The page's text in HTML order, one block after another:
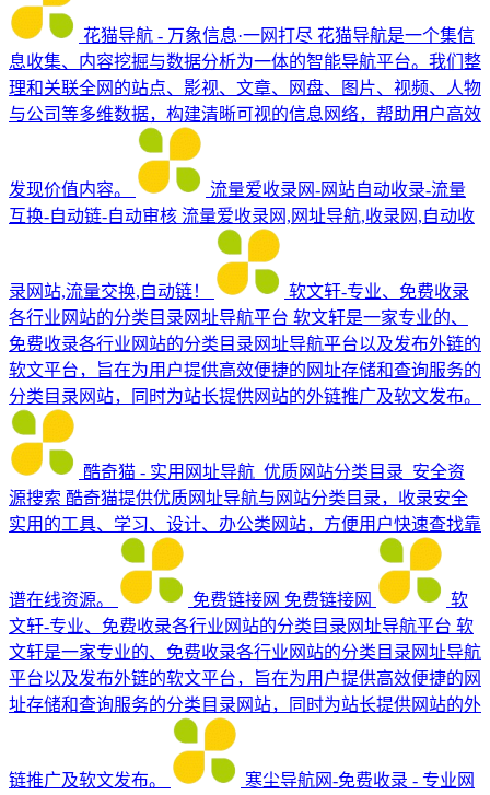
花猫导航 - 万象信息·一网打尽 花猫导航是一个集信
息收集、内容挖掘与数据分析为一体的智能导航平台。我们整
理和关联全网的站点、影视、文章、网盘、图片、视频、人物
与公司等多维数据，构建清晰可视的信息网络，帮助用户高效
发现价值内容。
流量爱收录网-网站自动收录-流量
互换-自动链-自动审核 流量爱收录网,网址导航,收录网,自动收
录网站,流量交换,自动链！
软文轩-专业、免费收录
各行业网站的分类目录网址导航平台 软文轩是一家专业的、
免费收录各行业网站的分类目录网址导航平台以及发布外链的
软文平台，旨在为用户提供高效便捷的网址存储和查询服务的
分类目录网站，同时为站长提供网站的外链推广及软文发布。
酷奇猫 - 实用网址导航_优质网站分类目录_安全资
源搜索 酷奇猫提供优质网址导航与网站分类目录，收录安全
实用的工具、学习、设计、办公类网站，方便用户快速查找靠
谱在线资源。 免费链接网 免费链接网
软
文轩-专业、免费收录各行业网站的分类目录网址导航平台 软
文轩是一家专业的、免费收录各行业网站的分类目录网址导航
平台以及发布外链的软文平台，旨在为用户提供高效便捷的网
址存储和查询服务的分类目录网站，同时为站长提供网站的外
链推广及软文发布。
寒尘导航网-免费收录 - 专业网